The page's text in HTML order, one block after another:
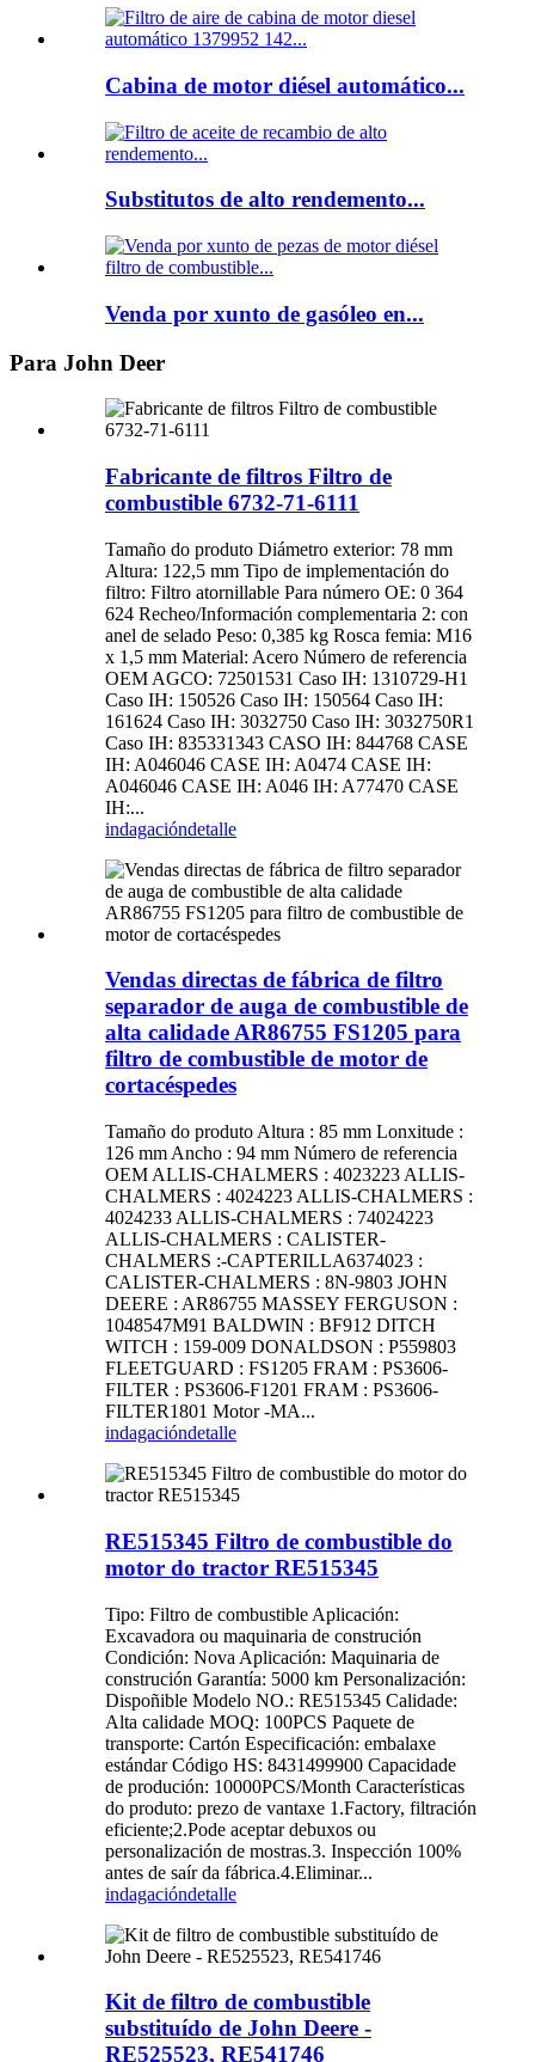
Cabina de motor diésel automático...
Substitutos de alto rendemento...
Venda por xunto de gasóleo en...
Para John Deer
Fabricante de filtros Filtro de
combustible 6732-71-6111
Tamaño do produto Diámetro exterior: 78 mm
Altura: 122,5 mm Tipo de implementación do
filtro: Filtro atornillable Para número OE: 0 364
624 Recheo/Información complementaria 2: con
anel de selado Peso: 0,385 kg Rosca femia: M16
x 1,5 mm Material: Acero Número de referencia
OEM AGCO: 72501531 Caso IH: 1310729-H1
Caso IH: 150526 Caso IH: 150564 Caso IH:
161624 Caso IH: 3032750 Caso IH: 3032750R1
Caso IH: 835331343 CASO IH: 844768 CASE
IH: A046046 CASE IH: A0474 CASE IH:
A046046 CASE IH: A046 IH: A77470 CASE
IH:...
indagacióndetalle
Vendas directas de fábrica de filtro
separador de auga de combustible de
alta calidade AR86755 FS1205 para
filtro de combustible de motor de
cortacéspedes
Tamaño do produto Altura : 85 mm Lonxitude :
126 mm Ancho : 94 mm Número de referencia
OEM ALLIS-CHALMERS : 4023223 ALLIS-
CHALMERS : 4024223 ALLIS-CHALMERS :
4024233 ALLIS-CHALMERS : 74024223
ALLIS-CHALMERS : CALISTER-
CHALMERS :-CAPTERILLA6374023 :
CALISTER-CHALMERS : 8N-9803 JOHN
DEERE : AR86755 MASSEY FERGUSON :
1048547M91 BALDWIN : BF912 DITCH
WITCH : 159-009 DONALDSON : P559803
FLEETGUARD : FS1205 FRAM : PS3606-
FILTER : PS3606-F1201 FRAM : PS3606-
FILTER1801 Motor -MA...
indagacióndetalle
RE515345 Filtro de combustible do
motor do tractor RE515345
Tipo: Filtro de combustible Aplicación:
Excavadora ou maquinaria de construción
Condición: Nova Aplicación: Maquinaria de
construción Garantía: 5000 km Personalización:
Dispoñible Modelo NO.: RE515345 Calidade:
Alta calidade MOQ: 100PCS Paquete de
transporte: Cartón Especificación: embalaxe
estándar Código HS: 8431499900 Capacidade
de produción: 10000PCS/Month Características
do produto: prezo de vantaxe 1.Factory, filtración
eficiente;2.Pode aceptar debuxos ou
personalización de mostras.3. Inspección 100%
antes de saír da fábrica.4.Eliminar...
indagacióndetalle
Kit de filtro de combustible
substituído de John Deere -
RE525523, RE541746